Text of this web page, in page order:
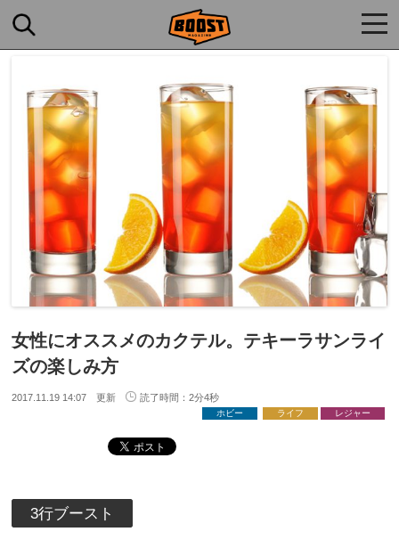
女性にオススメのカクテル。テキーラサンライ
ズの楽しみ方
2017.11.19 14:07 更新 読了時間：2分4秒
ホビー ライフ レジャー
3行ブースト